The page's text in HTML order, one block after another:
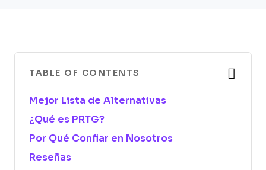
TABLE OF CONTENTS
Mejor Lista de Alternativas
¿Qué es PRTG?
Por Qué Confiar en Nosotros
Reseñas